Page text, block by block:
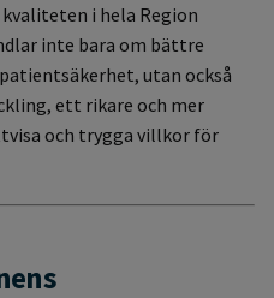
i hela Region
inte bara om bättre
utan också
ett rikare och mer
och trygga villkor för